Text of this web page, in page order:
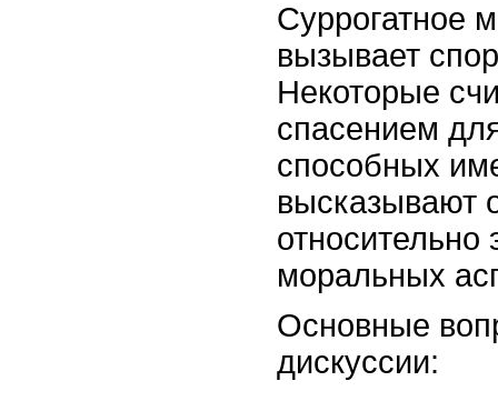
Суррогатное
вызывает
Некоторые
спасением
способных
высказывают
относительно
моральных
Основные
дискуссии: